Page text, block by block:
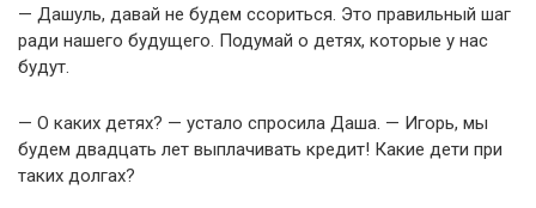
— Дашуль, давай не будем ссориться. Это правильный шаг
ради нашего будущего. Подумай о детях, которые у нас
будут.
— О каких детях? — устало спросила Даша. — Игорь, мы
будем двадцать лет выплачивать кредит! Какие дети при
таких долгах?